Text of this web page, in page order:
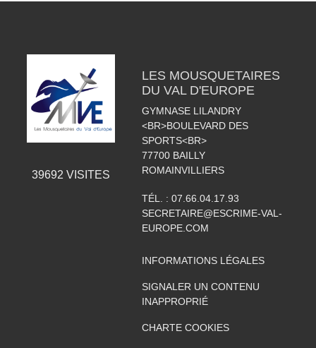
39692 VISITES
LES MOUSQUETAIRES
DU VAL D'EUROPE
GYMNASE LILANDRY
<BR>BOULEVARD DES
SPORTS<BR>
77700 BAILLY
ROMAINVILLIERS
TÉL. : 07.66.04.17.93
SECRETAIRE@ESCRIME-VAL-
EUROPE.COM
INFORMATIONS LÉGALES
SIGNALER UN CONTENU
INAPPROPRIÉ
CHARTE COOKIES